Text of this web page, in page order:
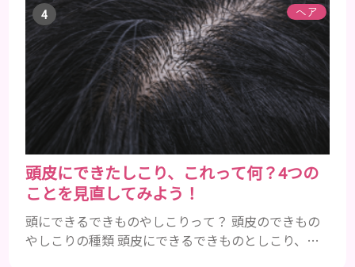
を高め、荒れた肌を内側から修復する栄養素です。
ビタミンA：レバー、人参、ほうれん草など レバー、
人参、ほうれん草などに含まれるビタミンAは、肌の
ターンオーバーを正常化し、肌荒れを素早く修復し
ます。特にレバーは吸収率の高いレチノールを含み、
即効性が期待でき...
ヘア
頭皮にできたしこり、これって何？4つの
ことを見直してみよう！
頭にできるできものやしこりって？ 頭皮のできもの
やしこりの種類 頭皮にできるできものとしこり、と